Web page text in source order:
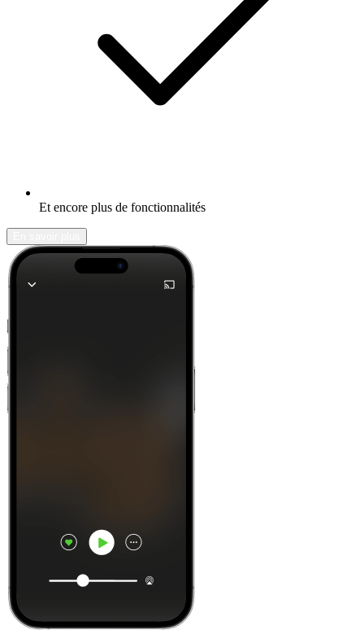
Et encore plus de fonctionnalités